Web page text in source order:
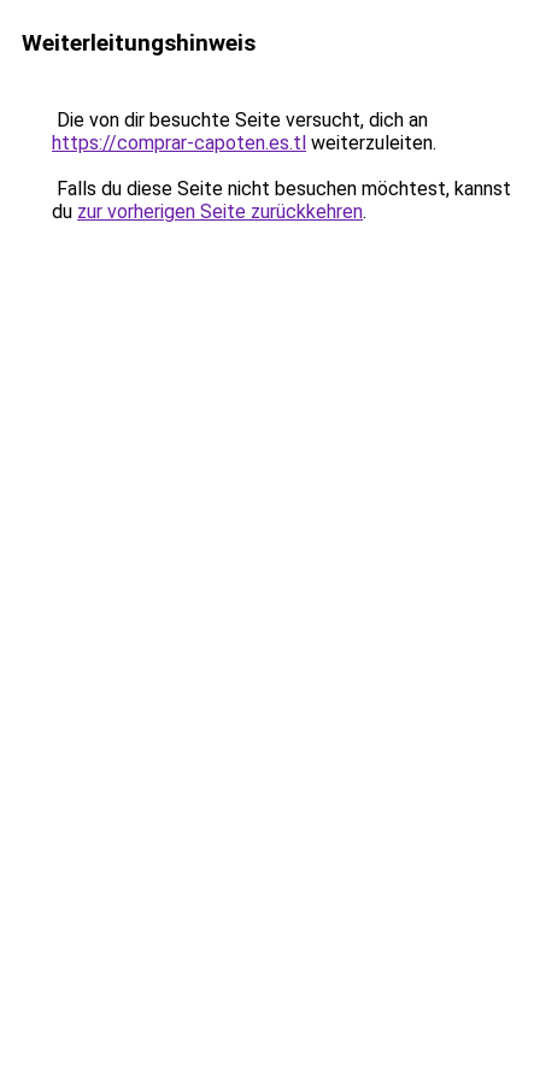
Weiterleitungshinweis
Die von dir besuchte Seite versucht, dich an
https://comprar-capoten.es.tl weiterzuleiten.
Falls du diese Seite nicht besuchen möchtest, kannst
du zur vorherigen Seite zurückkehren.